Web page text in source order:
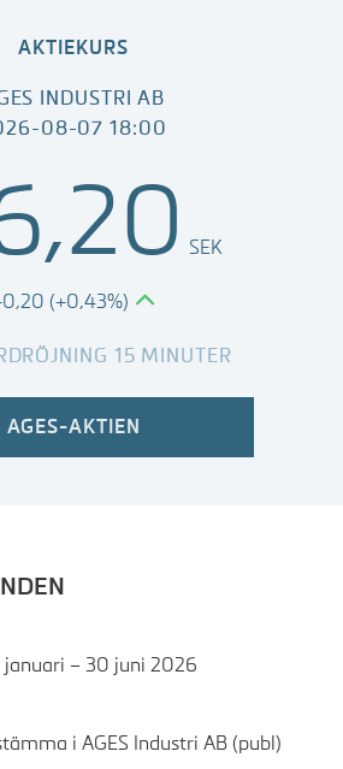
AKTIEKURS
INDUSTRI AB
08-07 18:00
SEK
(+0,43%)
15 MINUTER
AGES-AKTIEN
januari – 30 juni 2026
i AGES Industri AB (publ)